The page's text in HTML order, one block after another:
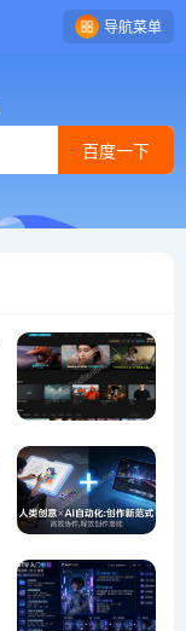
导航菜单
百度一下